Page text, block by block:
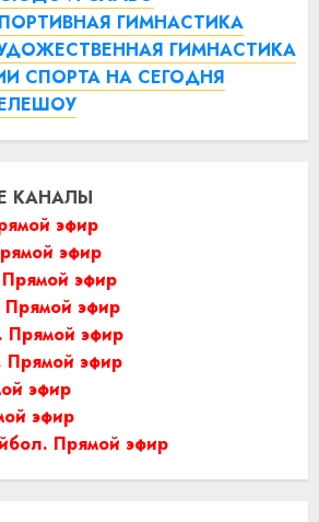
ГИМНАСТИКА
ГИМНАСТИКА
СПОРТА НА СЕГОДНЯ
КАНАЛЫ
эфир
эфир
эфир
эфир
эфир
эфир
эфир
эфир
Прямой эфир